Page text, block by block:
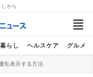
から
暮らし ヘルスケア グルメ
先表示する方法